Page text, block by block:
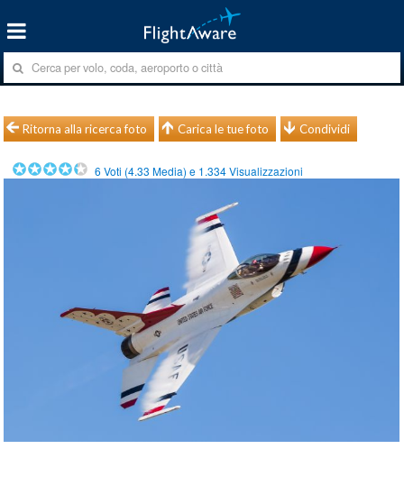
Ritorna alla ricerca foto Carica le tue foto Condividi
6 Voti (4.33 Media) e 1.334Visualizzazioni